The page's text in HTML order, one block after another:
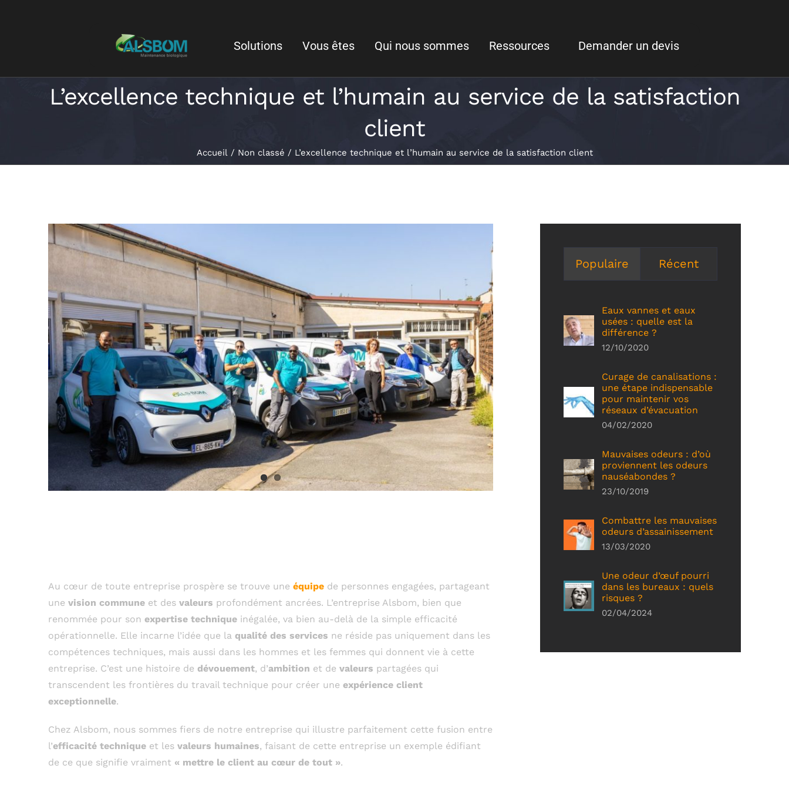
Solutions Vous êtes Qui nous sommes Ressources Demander un devis
L’excellence technique et l’humain au service de la satisfaction
client
Accueil Non classé L’excellence technique et l’humain au service de la satisfaction client
Au cœur de toute entreprise prospère se trouve une équipede personnes engagées, partageant
une vision communeet des valeurs profondément ancrées. L’entreprise Alsbom, bien que
renommée pour son expertise techniqueinégalée, va bien au-delà de la simple efficacité
opérationnelle. Elle incarne l’idée que la qualité des services ne réside pas uniquement dans les
compétences techniques, mais aussi dans les hommes et les femmes qui donnent vie à cette
entreprise. C’est une histoire de dévouement, d’ambition et de valeurs partagées qui
transcendent les frontières du travail technique pour créer une expérience client
exceptionnelle.
Chez Alsbom, nous sommes fiers de notre entreprise qui illustre parfaitement cette fusion entre
l’efficacité techniqueet les valeurs humaines, faisant de cette entreprise un exemple édifiant
de ce que signifie vraiment « mettre le client au cœur de tout ».
Populaire Récent
Eaux vannes et eaux
usées : quelle est la
différence ?
12/10/2020
Curage de canalisations :
une étape indispensable
pour maintenir vos
réseaux d’évacuation
04/02/2020
Mauvaises odeurs : d’où
proviennent les odeurs
nauséabondes ?
23/10/2019
Combattre les mauvaises
odeurs d’assainissement
13/03/2020
Une odeur d’œuf pourri
dans les bureaux : quels
risques ?
02/04/2024